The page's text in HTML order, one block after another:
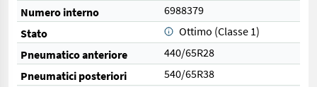
Numero interno
6988379
Stato
Ottimo (Classe 1)
Pneumatico anteriore
440/65R28
Pneumatici posteriori
540/65R38